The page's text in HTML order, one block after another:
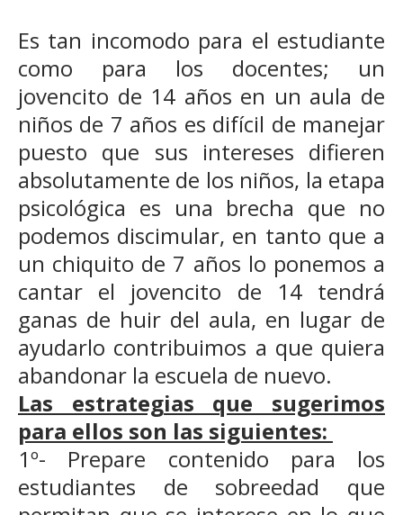
Es tan incomodo para el estudiante
como para los docentes; un
jovencito de 14 años en un aula de
niños de 7 años es difícil de manejar
puesto que sus intereses difieren
absolutamente de los niños, la etapa
psicológica es una brecha que no
podemos discimular, en tanto que a
un chiquito de 7 años lo ponemos a
cantar el jovencito de 14 tendrá
ganas de huir del aula, en lugar de
ayudarlo contribuimos a que quiera
abandonar la escuela de nuevo.
Las estrategias que sugerimos
para ellos son las siguientes:
1º- Prepare contenido para los
estudiantes de sobreedad que